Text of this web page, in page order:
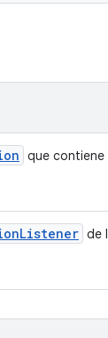
que contiene
Listener de